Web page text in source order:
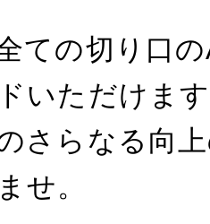
ての切り口
いただけま
さらなる向
せ。